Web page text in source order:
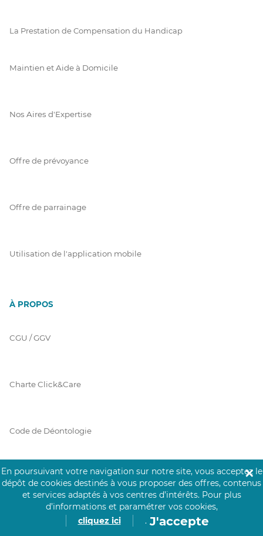
La Prestation de Compensation du Handicap
Maintien et Aide à Domicile
Nos Aires d'Expertise
Offre de prévoyance
Offre de parrainage
Utilisation de l'application mobile
À PROPOS
CGU / GGV
Charte Click&Care
Code de Déontologie
Mentions Légales
Prérequis Click&Care
En poursuivant votre navigation sur notre site, vous acceptez le
dépôt de cookies destinés à vous proposer des offres, contenus
et services adaptés à vos centres d’intérêts. Pour plus
d’informations et paramétrer vos cookies,
cliquez ici
. J'accepte
✕